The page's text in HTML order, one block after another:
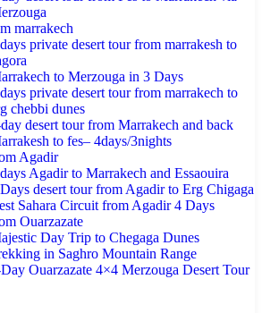
marrakech
private desert tour from marrakesh to
to Merzouga in 3 Days
private desert tour from marrakech to
chebbi dunes
desert tour from Marrakech and back
to fes– 4days/3nights
Agadir
Agadir to Marrakech and Essaouira
desert tour from Agadir to Erg Chigaga
Sahara Circuit from Agadir 4 Days
Ouarzazate
Day Trip to Chegaga Dunes
in Saghro Mountain Range
Ouarzazate 4×4 Merzouga Desert Tour